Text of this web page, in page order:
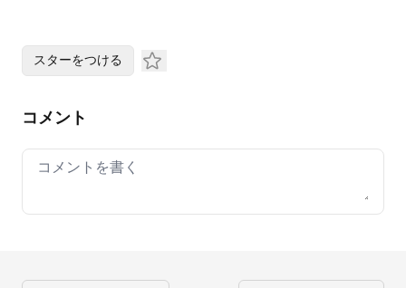
スターをつける
コメント
Your comment